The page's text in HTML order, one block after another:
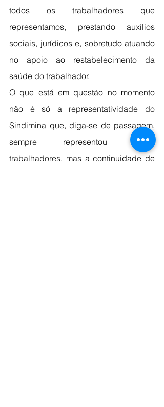
todos os trabalhadores que
representamos, prestando auxílios
sociais, jurídicos e, sobretudo atuando
no apoio ao restabelecimento da
saúde do trabalhador.
O que está em questão no momento
não é só a representatividade do
Sindimina que, diga-se de passagem,
sempre representou esses
trabalhadores, mas a continuidade de